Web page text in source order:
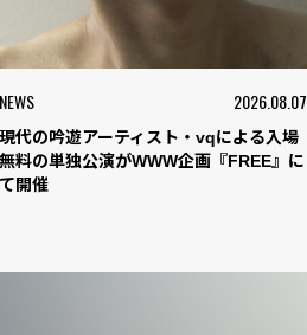
NEWS 2026.08.07
現代の吟遊アーティスト・vqによる入場
無料の単独公演がWWW企画『FREE』に
て開催